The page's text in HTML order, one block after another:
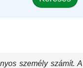
személy számít. A